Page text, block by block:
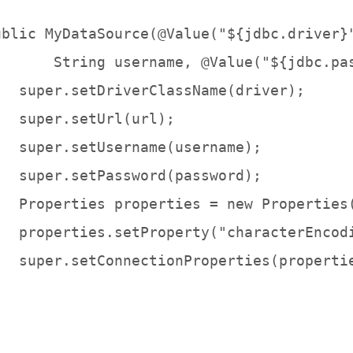
String username,
super.setDriverClassName(driver);
super.setUrl(url);
super.setUsername(username);
super.setPassword(password);
Properties properties = new